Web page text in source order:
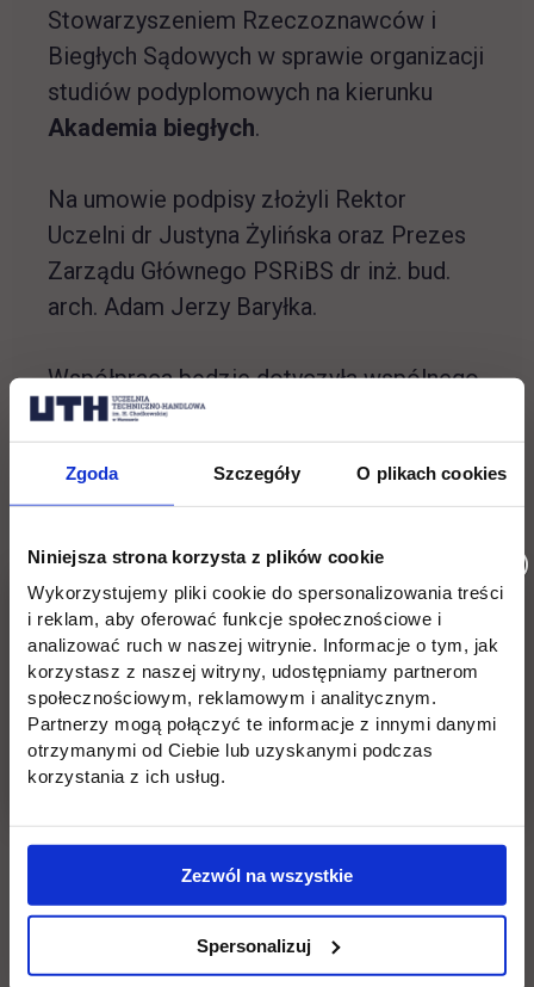
Zgoda Szczegóły O plikach cookies
Niniejsza strona korzysta z plików cookie
Wykorzystujemy pliki cookie do spersonalizowania treści
i reklam, aby oferować funkcje społecznościowe i
analizować ruch w naszej witrynie. Informacje o tym, jak
korzystasz z naszej witryny, udostępniamy partnerom
społecznościowym, reklamowym i analitycznym.
Partnerzy mogą połączyć te informacje z innymi danymi
otrzymanymi od Ciebie lub uzyskanymi podczas
korzystania z ich usług.
Zezwól na wszystkie
Spersonalizuj
Stowarzyszeniem Rzeczoznawców i
Biegłych Sądowych w sprawie organizacji
studiów podyplomowych na kierunku
Akademia biegłych.
Na umowie podpisy złożyli Rektor
Uczelni dr Justyna Żylińska oraz Prezes
Zarządu Głównego PSRiBS dr inż. bud.
arch. Adam Jerzy Baryłka.
Współpraca będzie dotyczyła wspólnego
prowadzenia kierunku Akademia biegłych.
Kierunek znajdzie się w ofercie Uczelni
na nowy rok akademicki 2022/2023.
Polskie Stowarzyszenie
Rzeczoznawców i Biegłych Sądowych
zajmuje się m.in.: promowaniem zawodu
Rzeczoznawcy i Biegłego Sądowego,
tworzeniem nowych specjalizacji
rzeczoznawców oraz promowaniem
zakresie nauki, techniki oraz zagadnień
gospodarczych i społecznych.